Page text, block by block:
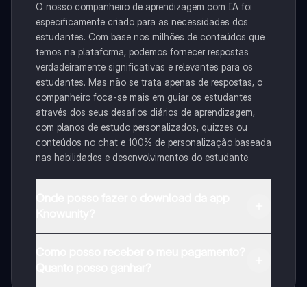
O nosso companheiro de aprendizagem com IA foi
especificamente criado para as necessidades dos
estudantes. Com base nos milhões de conteúdos que
temos na plataforma, podemos fornecer respostas
verdadeiramente significativas e relevantes para os
estudantes. Mas não se trata apenas de respostas, o
companheiro foca-se mais em guiar os estudantes
através dos seus desafios diários de aprendizagem,
com planos de estudo personalizados, quizzes ou
conteúdos no chat e 100% de personalização baseada
nas habilidades e desenvolvimentos do estudante.